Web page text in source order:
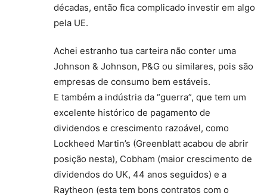
décadas, então fica complicado investir em algo
pela UE.
Achei estranho tua carteira não conter uma
Johnson & Johnson, P&G ou similares, pois são
empresas de consumo bem estáveis.
E também a indústria da “guerra”, que tem um
excelente histórico de pagamento de
dividendos e crescimento razoável, como
Lockheed Martin’s (Greenblatt acabou de abrir
posição nesta), Cobham (maior crescimento de
dividendos do UK, 44 anos seguidos) e a
Raytheon (esta tem bons contratos com o